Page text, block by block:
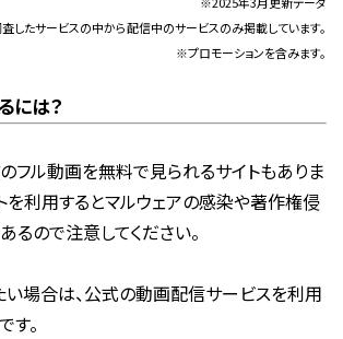
したサービスの中から配信中のサービスのみ掲載しています。
※プロモーションを含みます。
には？
フル動画を無料で見られるサイトもありま
を利用するとマルウェアの感染や著作権侵
るので注意してください。
場合は、公式の動画配信サービスを利用
す。